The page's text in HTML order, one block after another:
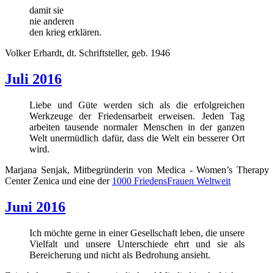
damit sie
nie anderen
den krieg erklären.
Volker Erhardt, dt. Schriftsteller, geb. 1946
Juli 2016
Liebe und Güte werden sich als die erfolgreichen
Werkzeuge der Friedensarbeit erweisen. Jeden Tag
arbeiten tausende normaler Menschen in der ganzen
Welt unermüdlich dafür, dass die Welt ein besserer Ort
wird.
Marjana Senjak, Mitbegründerin von Medica - Women’s Therapy
Center Zenica und eine der 1000 FriedensFrauen Weltweit
Juni 2016
Ich möchte gerne in einer Gesellschaft leben, die unsere
Vielfalt und unsere Unterschiede ehrt und sie als
Bereicherung und nicht als Bedrohung ansieht.